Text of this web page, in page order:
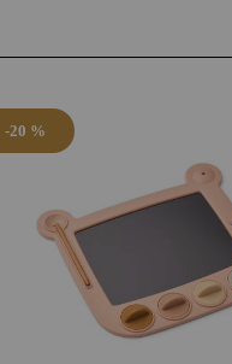
-20 %